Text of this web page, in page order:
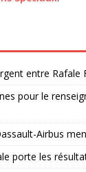
entre Rafale
pour le
Airbus
porte les